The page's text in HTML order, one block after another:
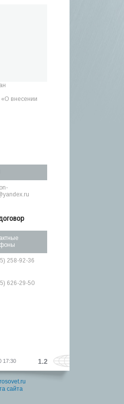
«О внесении
258-92-36
626-29-50
17:30 1.2
сайта